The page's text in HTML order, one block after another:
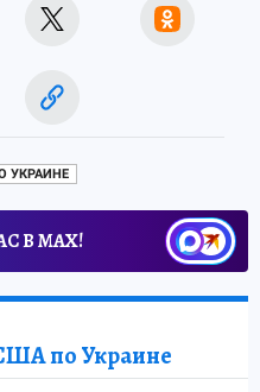
УКРАИНЕ
В МАХ!
по Украине